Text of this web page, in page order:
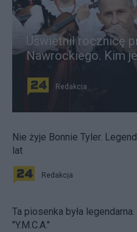
Uświetnił rocznicę
Nawrockiego. Kim
Redakcja
Nie żyje Bonnie Tyler.
lat
Redakcja
Ta piosenka była
"Y.M.C.A."